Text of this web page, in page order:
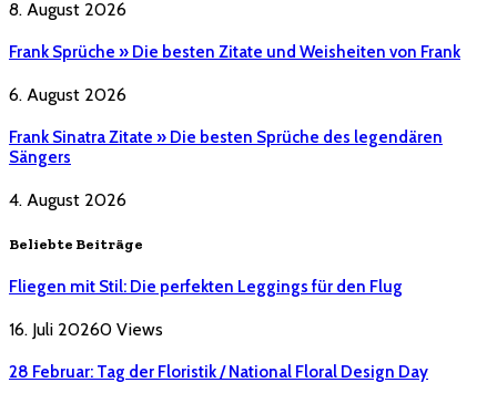
8. August 2026
Frank Sprüche » Die besten Zitate und Weisheiten von Frank
6. August 2026
Frank Sinatra Zitate » Die besten Sprüche des legendären
Sängers
4. August 2026
Beliebte Beiträge
Fliegen mit Stil: Die perfekten Leggings für den Flug
16. Juli 20260 Views
28 Februar: Tag der Floristik / National Floral Design Day